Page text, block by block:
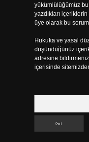
yükümlülüğümüz
yazdıkları
üye olarak bu
Hukuka ve yasal
düşündüğünüz
adresine
içerisinde sitemizden